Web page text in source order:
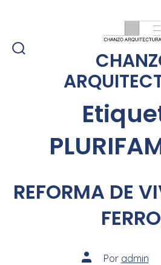
REFORMA DE
Por admin